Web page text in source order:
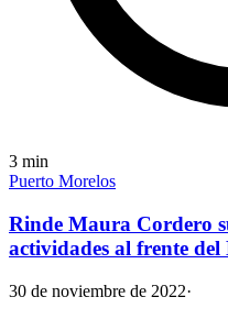
3 min
Puerto Morelos
Rinde Maura Cordero
actividades al frente
30 de noviembre de 2022·